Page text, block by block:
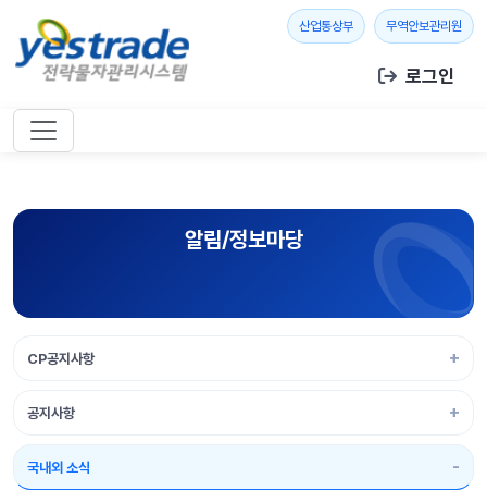
산업통상부새 창 열기무역안보관리원 새
로그인
알림/정보마당
CP공지사항
공지사항
국내외 소식